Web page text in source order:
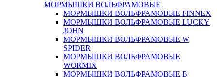
МОРМЫШКИ ВОЛЬФРАМОВЫЕ
МОРМЫШКИ ВОЛЬФРАМОВЫЕ FINNEX
МОРМЫШКИ ВОЛЬФРАМОВЫЕ LUCKY
JOHN
МОРМЫШКИ ВОЛЬФРАМОВЫЕ W
SPIDER
МОРМЫШКИ ВОЛЬФРАМОВЫЕ
WORMIX
МОРМЫШКИ ВОЛЬФРАМОВЫЕ В